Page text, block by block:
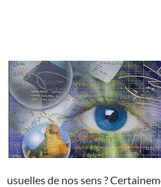
usuelles de nos sens ?